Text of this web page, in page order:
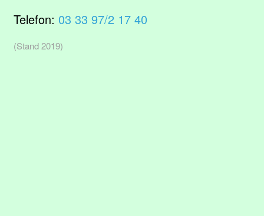
Telefon: 03 33 97/2 17 40
(Stand 2019)